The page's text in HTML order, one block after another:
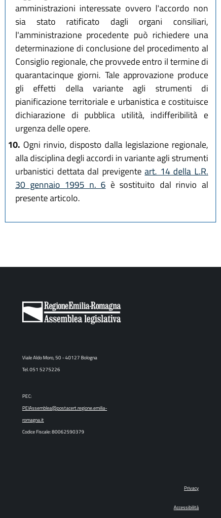
amministrazioni interessate ovvero l'accordo non
sia stato ratificato dagli organi consiliari,
l'amministrazione procedente può richiedere una
determinazione di conclusione del procedimento al
Consiglio regionale, che provvede entro il termine di
quarantacinque giorni. Tale approvazione produce
gli effetti della variante agli strumenti di
pianificazione territoriale e urbanistica e costituisce
dichiarazione di pubblica utilità, indifferibilità e
urgenza delle opere.
10. Ogni rinvio, disposto dalla legislazione regionale,
alla disciplina degli accordi in variante agli strumenti
urbanistici dettata dal previgenteart. 14 della L.R.
30 gennaio 1995 n. 6 è sostituito dal rinvio al
presente articolo.
Viale Aldo Moro, 50 - 40127 Bologna
Tel. 051 5275226
PEC:
PEIAssemblea@postacert.regione.emilia-
romagna.it
Codice Fiscale: 80062590379
Privacy
Accessibilità